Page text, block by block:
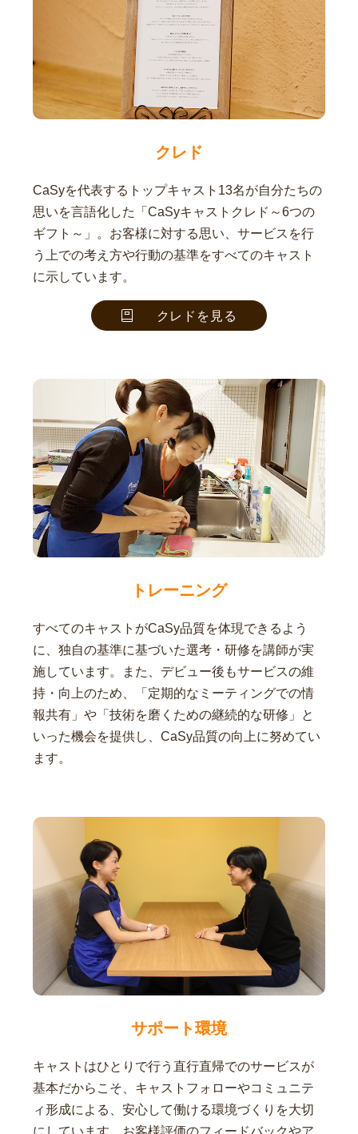
クレド
CaSyを代表するトップキャスト13名が自分たちの
思いを言語化した「CaSyキャストクレド～6つの
ギフト～」。お客様に対する思い、サービスを行
う上での考え方や行動の基準をすべてのキャスト
に示しています。
クレドを見る
トレーニング
すべてのキャストがCaSy品質を体現できるよう
に、独自の基準に基づいた選考・研修を講師が実
施しています。また、デビュー後もサービスの維
持・向上のため、「定期的なミーティングでの情
報共有」や「技術を磨くための継続的な研修」と
いった機会を提供し、CaSy品質の向上に努めてい
ます。
サポート環境
キャストはひとりで行う直行直帰でのサービスが
基本だからこそ、キャストフォローやコミュニテ
ィ形成による、安心して働ける環境づくりを大切
にしています。お客様評価のフィードバックやア